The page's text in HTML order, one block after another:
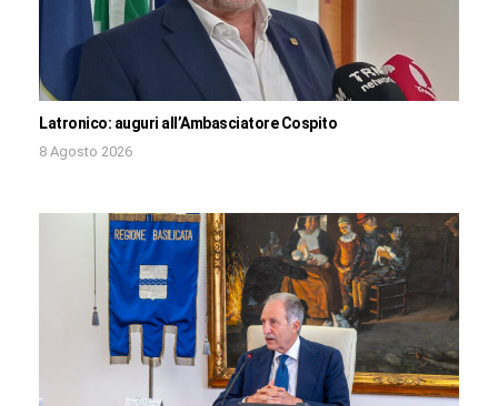
Latronico: auguri all’Ambasciatore Cospito
8 Agosto 2026